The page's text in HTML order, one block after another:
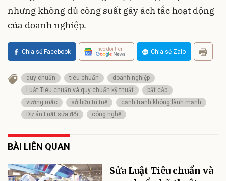
nhưng không đủ công suất gây ách tắc hoạt động
của doanh nghiệp.
Chia sẻ Facebook Theo dõi trên Chia sẻ Zalo
quy chuẩn tiêu chuẩn
doanh nghiệp
Luật Tiêu chuẩn và quy chuẩn kỹ thuật
bất cập
vướng mắc
sở hữu trí tuệ
cạnh tranh không lành mạnh
Dự án Luật sửa đổi
công nghệ
BÀI LIÊN QUAN
Sửa Luật Tiêu chuẩn và